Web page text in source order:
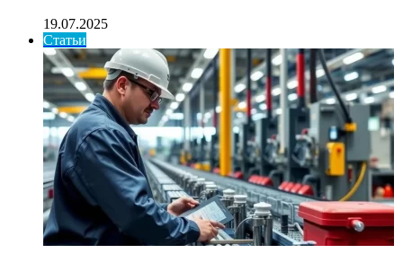
19.07.2025
Статьи